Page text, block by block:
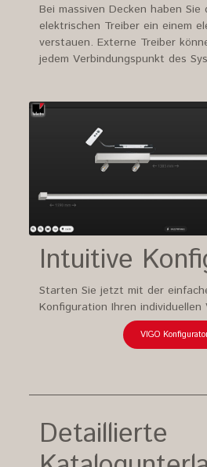
Bei massiven Decken haben Sie
elektrischen Treiber ein einem
verstauen. Externe Treiber
jedem Verbindungspunkt des
Intuitive
Starten Sie jetzt mit der
Konfiguration Ihren individuellen
VIGO
Detaillierte